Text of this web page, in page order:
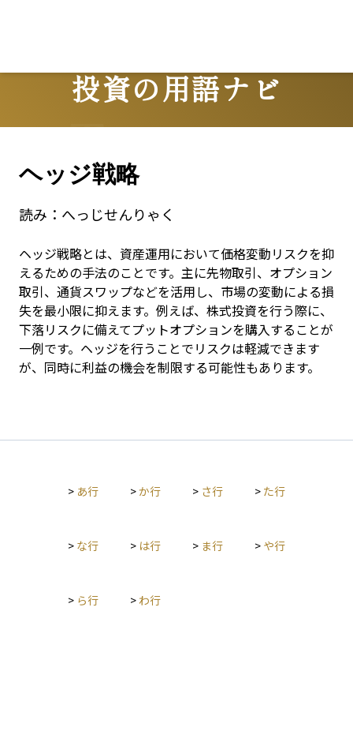
投資の用語ナビ
Terms
ヘッジ戦略
読み： へっじせんりゃく
ヘッジ戦略とは、資産運用において価格変動リスクを抑
えるための手法のことです。主に先物取引、オプション
取引、通貨スワップなどを活用し、市場の変動による損
失を最小限に抑えます。例えば、株式投資を行う際に、
下落リスクに備えてプットオプションを購入することが
一例です。ヘッジを行うことでリスクは軽減できます
が、同時に利益の機会を制限する可能性もあります。
> あ行 >か行 > さ行 > た行
> な行 > は行 > ま行 > や行
> ら行 > わ行